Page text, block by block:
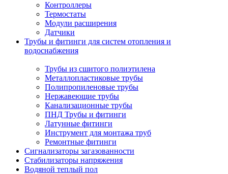
Контроллеры
Термостаты
Модули расширения
Датчики
Трубы и фитинги для систем отопления и
водоснабжения
Трубы из сшитого полиэтилена
Металлопластиковые трубы
Полипропиленовые трубы
Нержавеющие трубы
Канализационные трубы
ПНД Трубы и фитинги
Латунные фитинги
Инструмент для монтажа труб
Ремонтные фитинги
Сигнализаторы загазованности
Стабилизаторы напряжения
Водяной теплый пол